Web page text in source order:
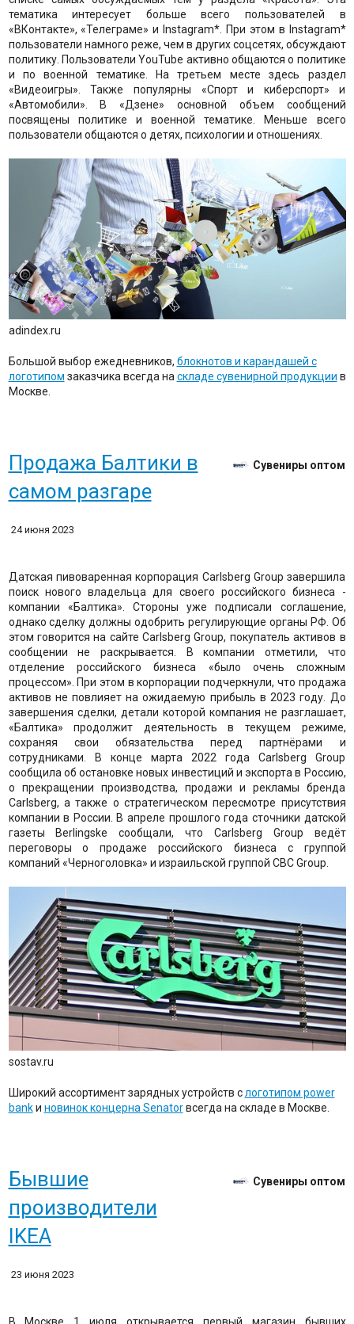
тематика интересует больше всего пользователей в
«ВКонтакте», «Телеграме» и Instagram*. При этом в Instagram*
пользователи намного реже, чем в других соцсетях, обсуждают
политику. Пользователи YouTube активно общаются о политике
и по военной тематике. На третьем месте здесь раздел
«Видеоигры». Также популярны «Спорт и киберспорт» и
«Автомобили». В «Дзене» основной объем сообщений
посвящены политике и военной тематике. Меньше всего
пользователи общаются о детях, психологии и отношениях.
adindex.ru
Большой выбор ежедневников, блокнотов и карандашей с
логотипом заказчика всегда на складе сувенирной продукции в
Москве.
Продажа Балтики в
самом разгаре
Сувениры оптом
24 июня 2023
Датская пивоваренная корпорация Carlsberg Group завершила
поиск нового владельца для своего российского бизнеса -
компании «Балтика». Стороны уже подписали соглашение,
однако сделку должны одобрить регулирующие органы РФ. Об
этом говорится на сайте Carlsberg Group, покупатель активов в
сообщении не раскрывается. В компании отметили, что
отделение российского бизнеса «было очень сложным
процессом». При этом в корпорации подчеркнули, что продажа
активов не повлияет на ожидаемую прибыль в 2023 году. До
завершения сделки, детали которой компания не разглашает,
«Балтика» продолжит деятельность в текущем режиме,
сохраняя свои обязательства перед партнёрами и
сотрудниками. В конце марта 2022 года Carlsberg Group
сообщила об остановке новых инвестиций и экспорта в Россию,
о прекращении производства, продажи и рекламы бренда
Carlsberg, а также о стратегическом пересмотре присутствия
компании в России. В апреле прошлого года сточники датской
газеты Berlingske сообщали, что Carlsberg Group ведёт
переговоры о продаже российского бизнеса с группой
компаний «Черноголовка» и израильской группой CBC Group.
sostav.ru
Широкий ассортимент зарядных устройств слоготипом power
bankи новинок концерна Senatorвсегда на складе в Москве.
Бывшие
производители
IKEA
Сувениры оптом
23 июня 2023